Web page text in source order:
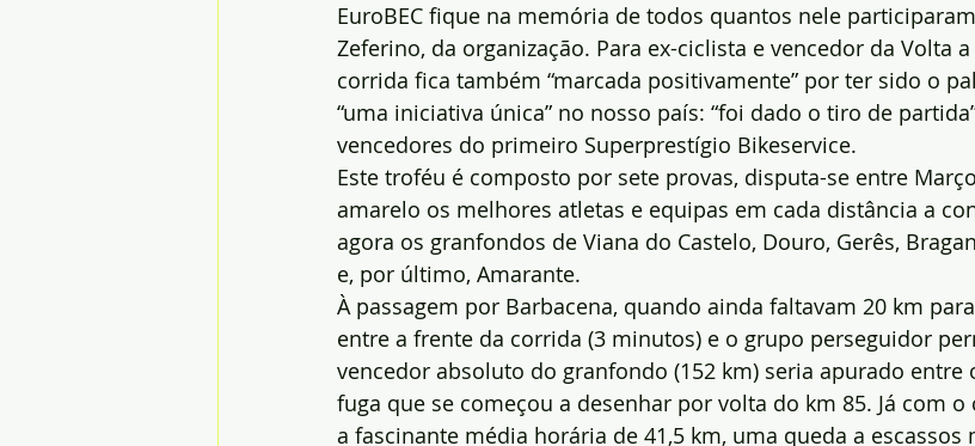
EuroBEC fique na memória de todos quantos nele
Zeferino, da organização. Para ex-ciclista e vencedor da Volta a
corrida fica também “marcada positivamente” por ter sido o
“uma iniciativa única” no nosso país: “foi dado o tiro de
vencedores do primeiro Superprestígio Bikeservice.
Este troféu é composto por sete provas, disputa-se entre
amarelo os melhores atletas e equipas em cada distância a
agora os granfondos de Viana do Castelo, Douro, Gerês,
e, por último, Amarante.
À passagem por Barbacena, quando ainda faltavam 20 km
entre a frente da corrida (3 minutos) e o grupo perseguidor
vencedor absoluto do granfondo (152 km) seria apurado entre
fuga que se começou a desenhar por volta do km 85. Já com
a fascinante média horária de 41,5 km, uma queda a escassos